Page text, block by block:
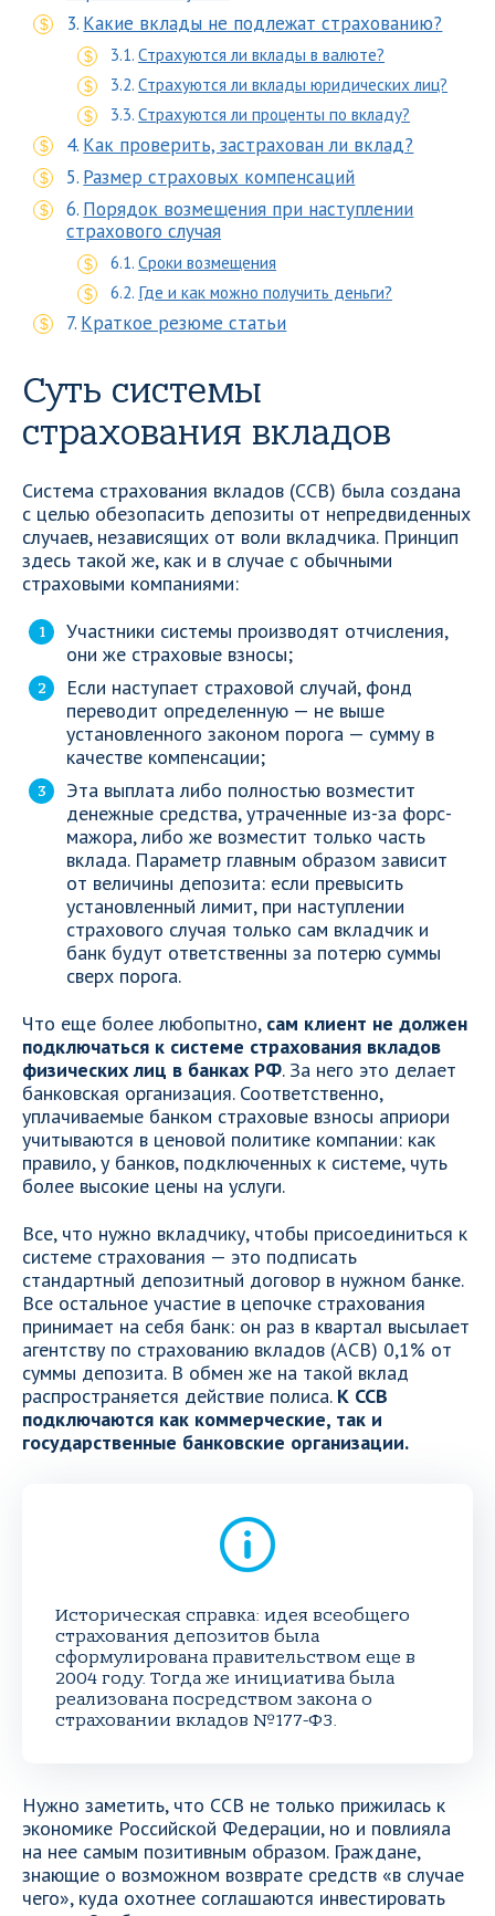
Какие вклады не подлежат страхованию?
Страхуются ли вклады в валюте?
Страхуются ли вклады юридических лиц?
Страхуются ли проценты по вкладу?
Как проверить, застрахован ли вклад?
Размер страховых компенсаций
Порядок возмещения при наступлении
страхового случая
Сроки возмещения
Где и как можно получить деньги?
Краткое резюме статьи
Суть системы
страхования вкладов
Система страхования вкладов (ССВ) была создана
с целью обезопасить депозиты от непредвиденных
случаев, независящих от воли вкладчика. Принцип
здесь такой же, как и в случае с обычными
страховыми компаниями:
Участники системы производят отчисления,
они же страховые взносы;
Если наступает страховой случай, фонд
переводит определенную — не выше
установленного законом порога — сумму в
качестве компенсации;
Эта выплата либо полностью возместит
денежные средства, утраченные из-за форс-
мажора, либо же возместит только часть
вклада. Параметр главным образом зависит
от величины депозита: если превысить
установленный лимит, при наступлении
страхового случая только сам вкладчик и
банк будут ответственны за потерю суммы
сверх порога.
Что еще более любопытно, сам клиент не должен
подключаться к системе страхования вкладов
физических лиц в банках РФ. За него это делает
банковская организация. Соответственно,
уплачиваемые банком страховые взносы априори
учитываются в ценовой политике компании: как
правило, у банков, подключенных к системе, чуть
более высокие цены на услуги.
Все, что нужно вкладчику, чтобы присоединиться к
системе страхования — это подписать
стандартный депозитный договор в нужном банке.
Все остальное участие в цепочке страхования
принимает на себя банк: он раз в квартал высылает
агентству по страхованию вкладов (АСВ) 0,1% от
суммы депозита. В обмен же на такой вклад
распространяется действие полиса. К ССВ
подключаются как коммерческие, так и
государственные банковские организации.
Историческая справка: идея всеобщего
страхования депозитов была
сформулирована правительством еще в
2004 году. Тогда же инициатива была
реализована посредством закона о
страховании вкладов №177-ФЗ.
Нужно заметить, что ССВ не только прижилась к
экономике Российской Федерации, но и повлияла
на нее самым позитивным образом. Граждане,
знающие о возможном возврате средств «в случае
чего», куда охотнее соглашаются инвестировать